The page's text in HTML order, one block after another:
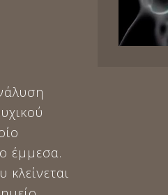
έμμεσα.